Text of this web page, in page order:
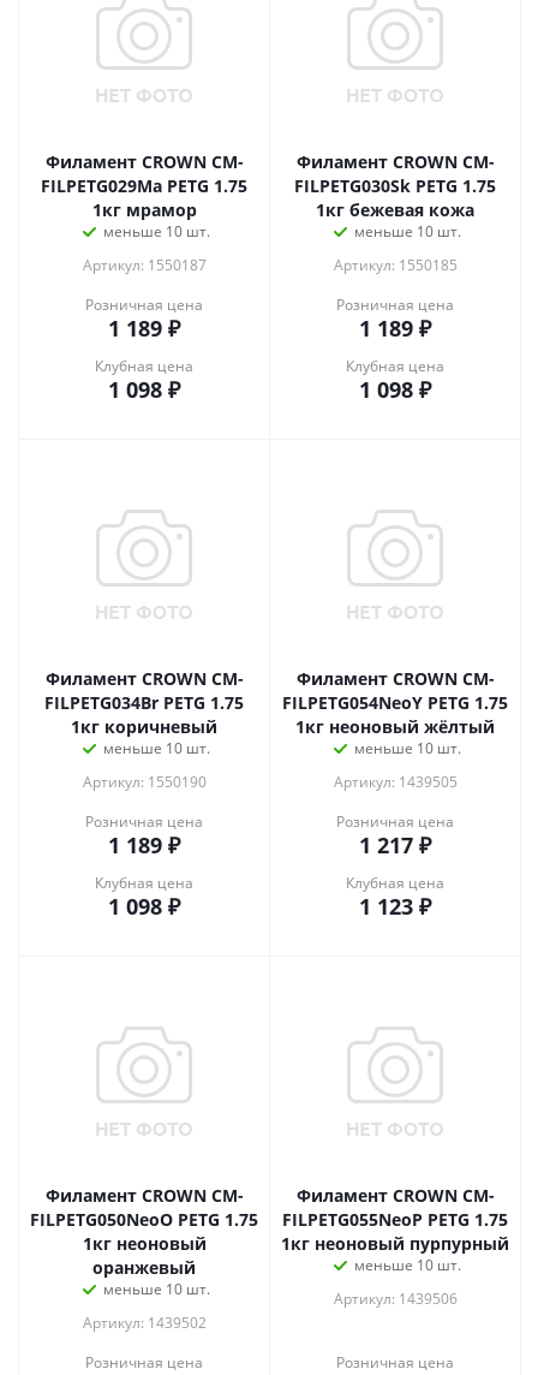
Филамент CROWN CM-
FILPETG029Ma PETG 1.75
1кг мрамор
меньше 10 шт.
Артикул: 1550187
Розничная цена
1 189 ₽
Клубная цена
1 098 ₽
Филамент CROWN CM-
FILPETG030Sk PETG 1.75
1кг бежевая кожа
меньше 10 шт.
Артикул: 1550185
Розничная цена
1 189 ₽
Клубная цена
1 098 ₽
Филамент CROWN CM-
FILPETG034Br PETG 1.75
1кг коричневый
меньше 10 шт.
Артикул: 1550190
Розничная цена
1 189 ₽
Клубная цена
1 098 ₽
Филамент CROWN CM-
FILPETG054NeoY PETG 1.75
1кг неоновый жёлтый
меньше 10 шт.
Артикул: 1439505
Розничная цена
1 217 ₽
Клубная цена
1 123 ₽
Филамент CROWN CM-
FILPETG050NeoO PETG 1.75
1кг неоновый
оранжевый
меньше 10 шт.
Артикул: 1439502
Розничная цена
Филамент CROWN CM-
FILPETG055NeoP PETG 1.75
1кг неоновый пурпурный
меньше 10 шт.
Артикул: 1439506
Розничная цена